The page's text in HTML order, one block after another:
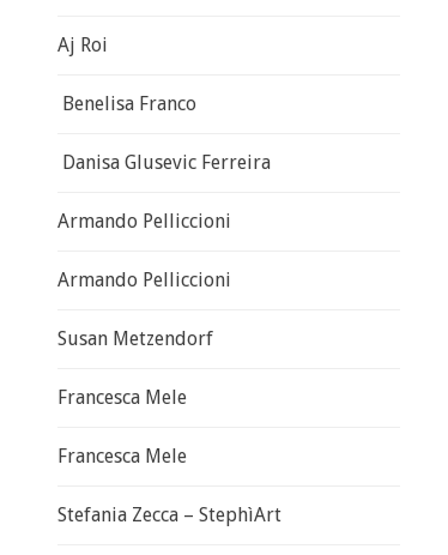
Aj Roi
Benelisa Franco
Danisa Glusevic Ferreira
Armando Pelliccioni
Armando Pelliccioni
Susan Metzendorf
Francesca Mele
Francesca Mele
Stefania Zecca – StephìArt